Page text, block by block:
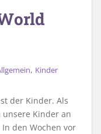
, Kinder
der Kinder. Als
Kinder an
den Wochen vor